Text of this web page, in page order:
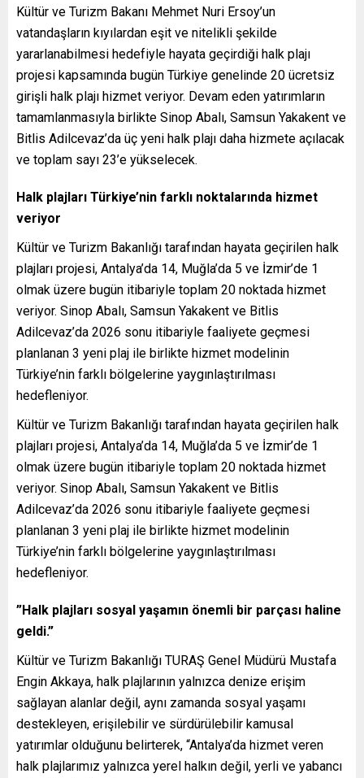
Kültür ve Turizm Bakanı Mehmet Nuri Ersoy’un
vatandaşların kıyılardan eşit ve nitelikli şekilde
yararlanabilmesi hedefiyle hayata geçirdiği halk plajı
projesi kapsamında bugün Türkiye genelinde 20 ücretsiz
girişli halk plajı hizmet veriyor. Devam eden yatırımların
tamamlanmasıyla birlikte Sinop Abalı, Samsun Yakakent ve
Bitlis Adilcevaz’da üç yeni halk plajı daha hizmete açılacak
ve toplam sayı 23’e yükselecek.
Halk plajları Türkiye’nin farklı noktalarında hizmet
veriyor
Kültür ve Turizm Bakanlığı tarafından hayata geçirilen halk
plajları projesi, Antalya’da 14, Muğla’da 5 ve İzmir’de 1
olmak üzere bugün itibariyle toplam 20 noktada hizmet
veriyor. Sinop Abalı, Samsun Yakakent ve Bitlis
Adilcevaz’da 2026 sonu itibariyle faaliyete geçmesi
planlanan 3 yeni plaj ile birlikte hizmet modelinin
Türkiye’nin farklı bölgelerine yaygınlaştırılması
hedefleniyor.
Kültür ve Turizm Bakanlığı tarafından hayata geçirilen halk
plajları projesi, Antalya’da 14, Muğla’da 5 ve İzmir’de 1
olmak üzere bugün itibariyle toplam 20 noktada hizmet
veriyor. Sinop Abalı, Samsun Yakakent ve Bitlis
Adilcevaz’da 2026 sonu itibariyle faaliyete geçmesi
planlanan 3 yeni plaj ile birlikte hizmet modelinin
Türkiye’nin farklı bölgelerine yaygınlaştırılması
hedefleniyor.
”Halk plajları sosyal yaşamın önemli bir parçası haline
geldi.”
Kültür ve Turizm Bakanlığı TURAŞ Genel Müdürü Mustafa
Engin Akkaya, halk plajlarının yalnızca denize erişim
sağlayan alanlar değil, aynı zamanda sosyal yaşamı
destekleyen, erişilebilir ve sürdürülebilir kamusal
yatırımlar olduğunu belirterek, “Antalya’da hizmet veren
halk plajlarımız yalnızca yerel halkın değil, yerli ve yabancı